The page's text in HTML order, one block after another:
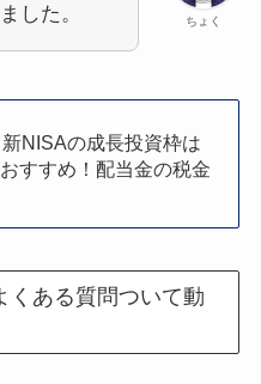
ちょく
した。
新NISAの成長投資枠は
すすめ！配当金の税金
くある質問ついて動